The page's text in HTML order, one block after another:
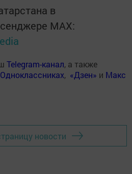
в
MАХ:
Telegram-канал, а также
Одноклассниках, «Дзен» и Макс
новости